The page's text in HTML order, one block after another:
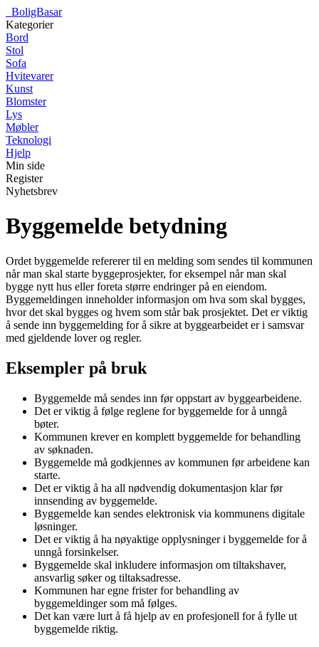
BoligBasar
Kategorier
Bord
Stol
Sofa
Hvitevarer
Kunst
Blomster
Lys
Møbler
Teknologi
Hjelp
Min side
Register
Nyhetsbrev
Byggemelde betydning
Ordet byggemelde refererer til en melding som sendes til kommunen
når man skal starte byggeprosjekter, for eksempel når man skal
bygge nytt hus eller foreta større endringer på en eiendom.
Byggemeldingen inneholder informasjon om hva som skal bygges,
hvor det skal bygges og hvem som står bak prosjektet. Det er viktig
å sende inn byggemelding for å sikre at byggearbeidet er i samsvar
med gjeldende lover og regler.
Eksempler på bruk
Byggemelde må sendes inn før oppstart av byggearbeidene.
Det er viktig å følge reglene for byggemelde for å unngå
bøter.
Kommunen krever en komplett byggemelde for behandling
av søknaden.
Byggemelde må godkjennes av kommunen før arbeidene kan
starte.
Det er viktig å ha all nødvendig dokumentasjon klar før
innsending av byggemelde.
Byggemelde kan sendes elektronisk via kommunens digitale
løsninger.
Det er viktig å ha nøyaktige opplysninger i byggemelde for å
unngå forsinkelser.
Byggemelde skal inkludere informasjon om tiltakshaver,
ansvarlig søker og tiltaksadresse.
Kommunen har egne frister for behandling av
byggemeldinger som må følges.
Det kan være lurt å få hjelp av en profesjonell for å fylle ut
byggemelde riktig.